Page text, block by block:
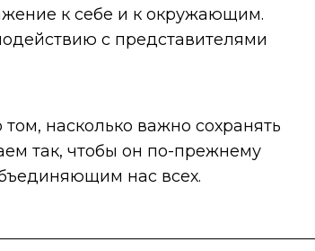
к себе и к окружающим.
с представителями
насколько важно сохранять
так, чтобы он по-прежнему
нас всех.